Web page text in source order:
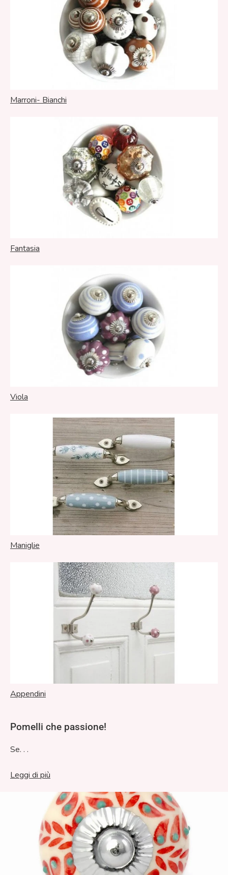
Marroni- Bianchi
Fantasia
Viola
Maniglie
Appendini
Pomelli che passione!
Se. . .
Leggi di più